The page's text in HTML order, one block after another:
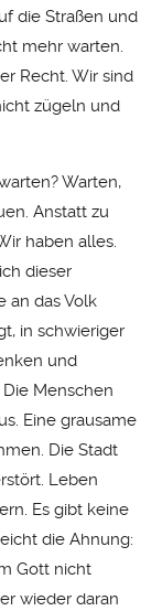
die Straßen und
mehr warten.
Recht. Wir sind
zügeln und
Warten,
Anstatt zu
haben alles.
dieser
an das Volk
in schwieriger
und
Menschen
Eine grausame
Die Stadt
Leben
Es gibt keine
die Ahnung:
Gott nicht
wieder daran